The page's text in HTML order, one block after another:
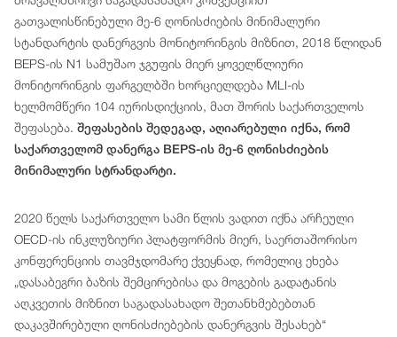
გათვალისწინებული მე-6 ღონისძიების მინიმალური
სტანდარტის დანერგვის მონიტორინგის მიზნით, 2018 წლიდან
BEPS-ის N1 სამუშაო ჯგუფის მიერ ყოველწლიური
მონიტორინგის ფარგელბში ხორციელდება MLI-ის
ხელმომწერი 104 იურისდიქციის, მათ შორის საქართველოს
შეფასება. შეფასების შედეგად, აღიარებული იქნა, რომ
საქართველომ დანერგა BEPS-ის მე-6 ღონისძიების
მინიმალური სტრანდარტი.
2020 წელს საქართველო სამი წლის ვადით იქნა არჩეული
OECD-ის ინკლუზიური პლატფორმის მიერ, საერთაშორისო
კონფერენციის თავმჯდომარე ქვეყნად, რომელიც ეხება
„დასაბეგრი ბაზის შემცირებისა და მოგების გადატანის
აღკვეთის მიზნით საგადასახადო შეთანხმებებთან
დაკავშირებული ღონისძიებების დანერგვის შესახებ“